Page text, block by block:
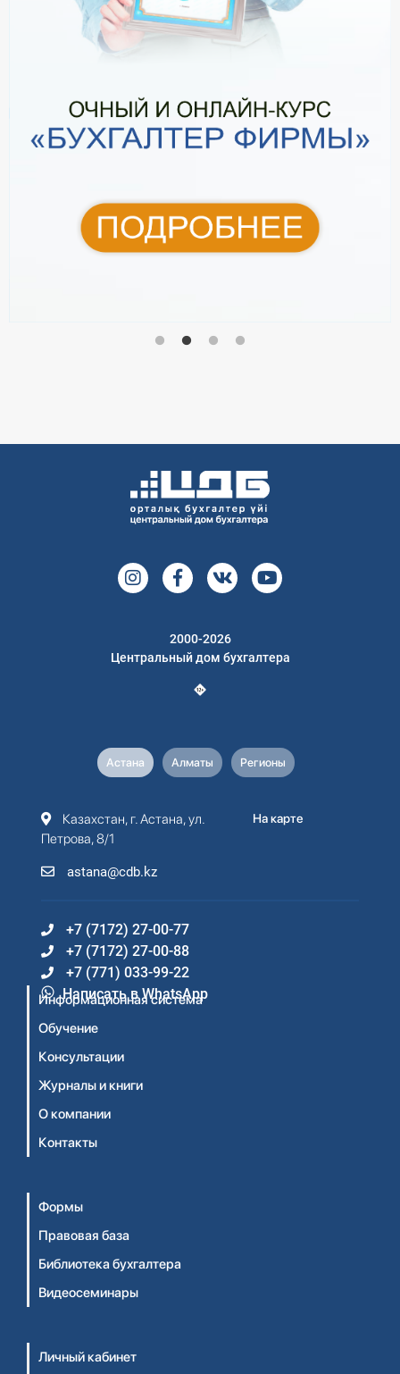
2000-2026
Центральный дом бухгалтера
Астана Алматы Регионы
Казахстан, г. Астана, ул.
Петрова, 8/1
astana@cdb.kz
На карте
+7 (7172) 27-00-77
+7 (7172) 27-00-88
+7 (771) 033-99-22
Написать в WhatsApp
Информационная система
Обучение
Консультации
Журналы и книги
О компании
Контакты
Формы
Правовая база
Библиотека бухгалтера
Видеосеминары
Личный кабинет